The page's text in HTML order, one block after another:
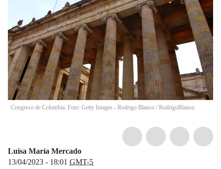
Congreso de Colombia. Foto: Getty Images - Rodrigo Blanco / RodrigoBlanco
Luisa María Mercado
13/04/2023 - 18:01 GMT-5